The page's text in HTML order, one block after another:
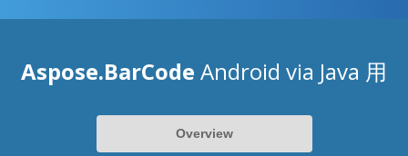
Aspose.BarCode Android via Java 用
Overview